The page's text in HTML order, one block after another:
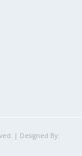
| Designed By: